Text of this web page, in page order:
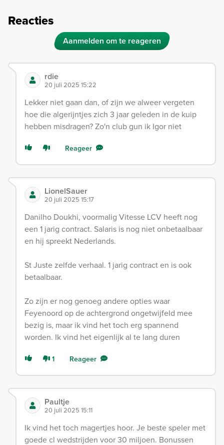
Reacties
Aanmelden om te reageren
rdie
20 juli 2025 15:22
Lekker niet gaan dan, of zijn we alweer vergeten
hoe die algerijntjes zich 3 jaar geleden in de kuip
hebben misdragen? Zo'n club gun ik Igor niet
Reageer
LionelSauer
20 juli 2025 15:17
Danilho Doukhi, voormalig Vitesse LCV heeft nog
een 1 jarig contract. Salaris is nog niet onbetaalbaar
en hij spreekt Nederlands.
St Juste zelfde verhaal. 1 jarig contract en is ook
betaalbaar.
Zo zijn er nog genoeg andere opties waar
Feyenoord op de achtergrond ongetwijfeld mee
bezig is, maar ik vind het toch erg spannend
worden. Ik vind het eigenlijk al te lang duren
1 Reageer
Paultje
20 juli 2025 15:11
Ik vind het toch magertjes hoor. Je beste speler met
goede cl wedstrijden voor 30 miljoen. Bonussen